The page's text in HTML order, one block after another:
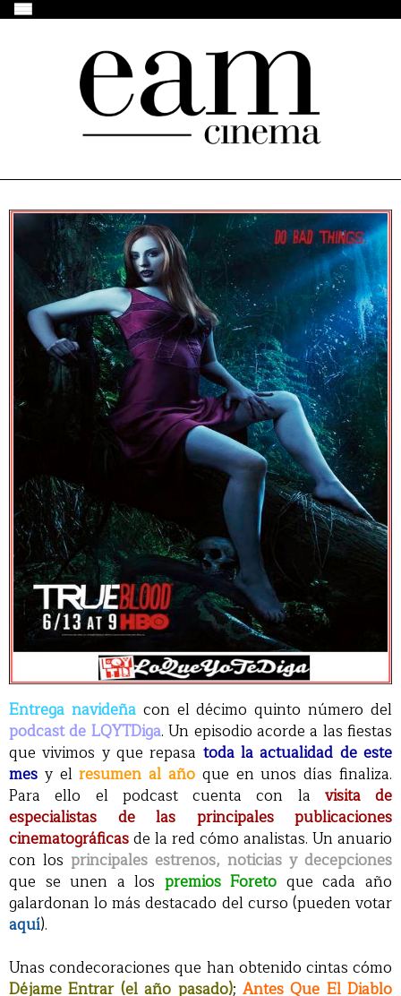
Entrega navideñacon el décimo quinto número del
podcast de LQYTDiga. Un episodio acorde a las fiestas
que vivimos y que repasa toda la actualidad de este
mes y elresumen al año que en unos días finaliza.
Para ello el podcast cuenta con la visita de
especialistas de las principales publicaciones
cinematográficasde la red cómo analistas. Un anuario
con los principales estrenos, noticias y decepciones
que se unen a los premios Foreto que cada año
galardonan lo más destacado del curso (pueden votar
aquí).
Unas condecoraciones que han obtenido cintas cómo
Déjame Entrar (el año pasado); Antes Que El Diablo